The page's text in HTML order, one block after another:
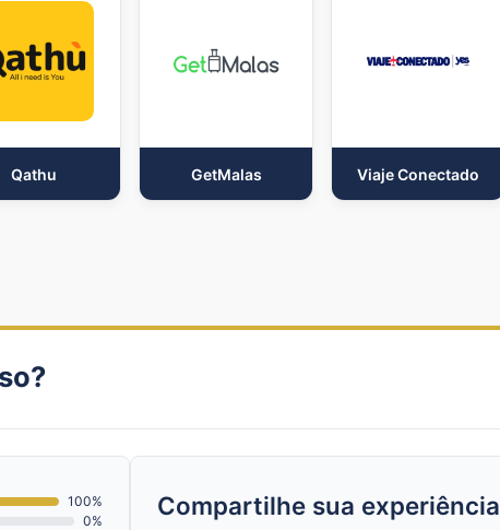
Qathu GetMalas Viaje Conectado
100%
0%
Compartilhe sua experiência